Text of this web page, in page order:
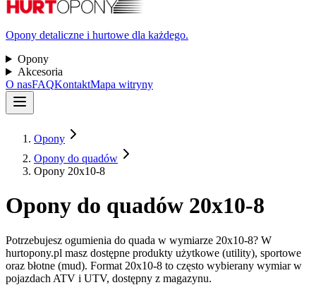
Opony detaliczne i hurtowe dla każdego.
Opony
Akcesoria
O nasFAQKontaktMapa witryny
Opony
Opony do quadów
Opony 20x10-8
Opony do quadów 20x10-8
Potrzebujesz ogumienia do quada w wymiarze 20x10-8? W
hurtopony.pl masz dostępne produkty użytkowe (utility), sportowe
oraz błotne (mud). Format 20x10-8 to często wybierany wymiar w
pojazdach ATV i UTV, dostępny z magazynu.